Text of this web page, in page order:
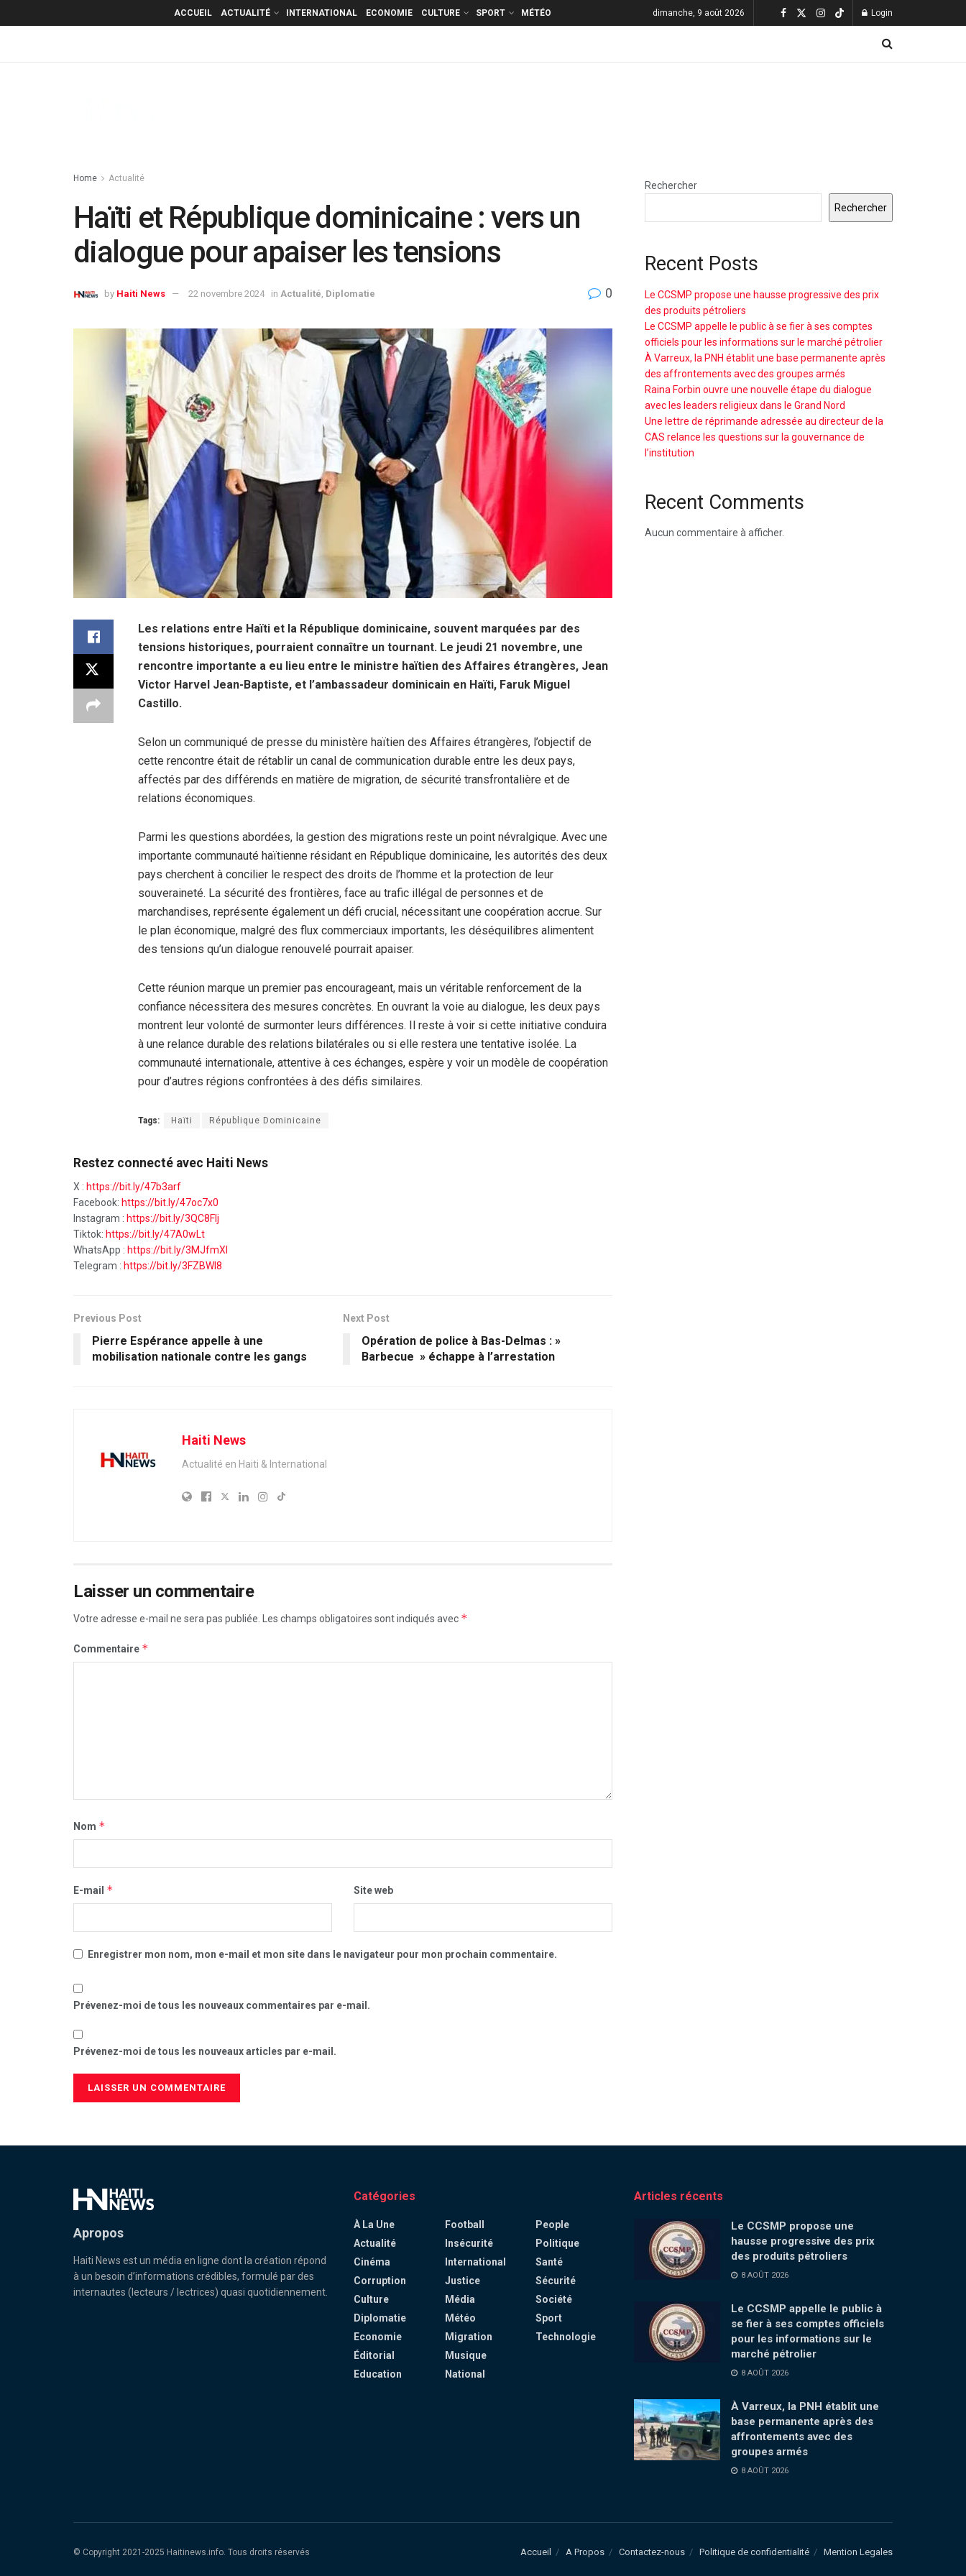
ACCUEIL ACTUALITÉ INTERNATIONAL ECONOMIE CULTURE SPORT MÉTÉO dimanche, 9 août 2026 Login
Home Actualité
Haïti et République dominicaine : vers un
dialogue pour apaiser les tensions
by Haiti News 22 novembre 2024 in Actualité Diplomatie 0
Les relations entre Haïti et la République dominicaine, souvent marquées par des
tensions historiques, pourraient connaître un tournant. Le jeudi 21 novembre, une
rencontre importante a eu lieu entre le ministre haïtien des Affaires étrangères, Jean
Victor Harvel Jean-Baptiste, et l’ambassadeur dominicain en Haïti, Faruk Miguel
Castillo.
Selon un communiqué de presse du ministère haïtien des Affaires étrangères, l’objectif de
cette rencontre était de rétablir un canal de communication durable entre les deux pays,
affectés par des différends en matière de migration, de sécurité transfrontalière et de
relations économiques.
Parmi les questions abordées, la gestion des migrations reste un point névralgique. Avec une
importante communauté haïtienne résidant en République dominicaine, les autorités des deux
pays cherchent à concilier le respect des droits de l’homme et la protection de leur
souveraineté. La sécurité des frontières, face au trafic illégal de personnes et de
marchandises, représente également un défi crucial, nécessitant une coopération accrue. Sur
le plan économique, malgré des flux commerciaux importants, les déséquilibres alimentent
des tensions qu’un dialogue renouvelé pourrait apaiser.
Cette réunion marque un premier pas encourageant, mais un véritable renforcement de la
confiance nécessitera des mesures concrètes. En ouvrant la voie au dialogue, les deux pays
montrent leur volonté de surmonter leurs différences. Il reste à voir si cette initiative conduira
à une relance durable des relations bilatérales ou si elle restera une tentative isolée. La
communauté internationale, attentive à ces échanges, espère y voir un modèle de coopération
pour d’autres régions confrontées à des défis similaires.
Tags: Haïti République Dominicaine
Restez connecté avec Haiti News
X : https://bit.ly/47b3arf
Facebook: https://bit.ly/47oc7x0
Instagram : https://bit.ly/3QC8FIj
Tiktok: https://bit.ly/47A0wLt
WhatsApp : https://bit.ly/3MJfmXI
Telegram : https://bit.ly/3FZBWI8
Previous Post
Pierre Espérance appelle à une
mobilisation nationale contre les gangs
Next Post
Opération de police à Bas-Delmas : »
Barbecue » échappe à l’arrestation
Haiti News
Actualité en Haiti & International
Laisser un commentaire
Votre adresse e-mail ne sera pas publiée. Les champs obligatoires sont indiqués avec *
Commentaire *
Nom *
E-mail * Site web
Enregistrer mon nom, mon e-mail et mon site dans le navigateur pour mon prochain commentaire.
Prévenez-moi de tous les nouveaux commentaires par e-mail.
Prévenez-moi de tous les nouveaux articles par e-mail.
Rechercher
Rechercher
Recent Posts
Le CCSMP propose une hausse progressive des prix
des produits pétroliers
Le CCSMP appelle le public à se fier à ses comptes
officiels pour les informations sur le marché pétrolier
À Varreux, la PNH établit une base permanente après
des affrontements avec des groupes armés
Raina Forbin ouvre une nouvelle étape du dialogue
avec les leaders religieux dans le Grand Nord
Une lettre de réprimande adressée au directeur de la
CAS relance les questions sur la gouvernance de
l’institution
Recent Comments
Aucun commentaire à afficher.
Apropos
Haiti News est un média en ligne dont la création répond
à un besoin d’informations crédibles, formulé par des
internautes (lecteurs / lectrices) quasi quotidiennement.
Catégories
À La Une
Actualité
Cinéma
Corruption
Culture
Diplomatie
Economie
Éditorial
Education
Football
Insécurité
International
Justice
Média
Météo
Migration
Musique
National
People
Politique
Santé
Sécurité
Société
Sport
Technologie
Articles récents
Le CCSMP propose une
hausse progressive des prix
des produits pétroliers
8 AOÛT 2026
Le CCSMP appelle le public à
se fier à ses comptes officiels
pour les informations sur le
marché pétrolier
8 AOÛT 2026
À Varreux, la PNH établit une
base permanente après des
affrontements avec des
groupes armés
8 AOÛT 2026
Accueil A Propos Contactez-nous Politique de confidentialité Mention Legales
© Copyright 2021-2025 Haitinews.info. Tous droits réservés